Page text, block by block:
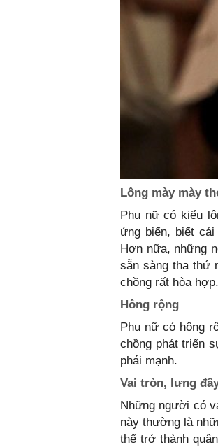
Lông mày mày
Phụ nữ có kiểu
ứng biến, biết
Hơn nữa, những
sẵn sàng tha thứ
chồng rất hòa hợp.
Hông rộng
Phụ nữ có hông
chồng phát triển
phái mạnh.
Vai tròn, lưng
Những người có
này thường là
thể trở thành